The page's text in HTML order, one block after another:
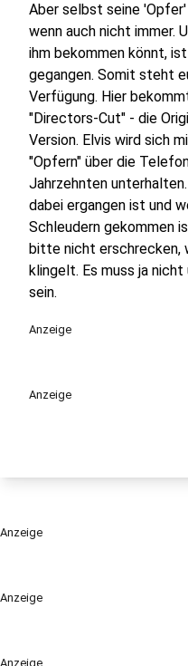
Anzeige
Anzeige
Aber selbst seine
wenn auch nicht immer.
ihm bekommen könnt,
gegangen. Somit steht
Verfügung. Hier
"Directors-Cut" - die
Version. Elvis wird sich
"Opfern" über die
Jahrzehnten
dabei ergangen ist und
Schleudern gekommen
bitte nicht erschrecken,
klingelt. Es muss ja
sein.
Anzeige
Anzeige
Anzeige